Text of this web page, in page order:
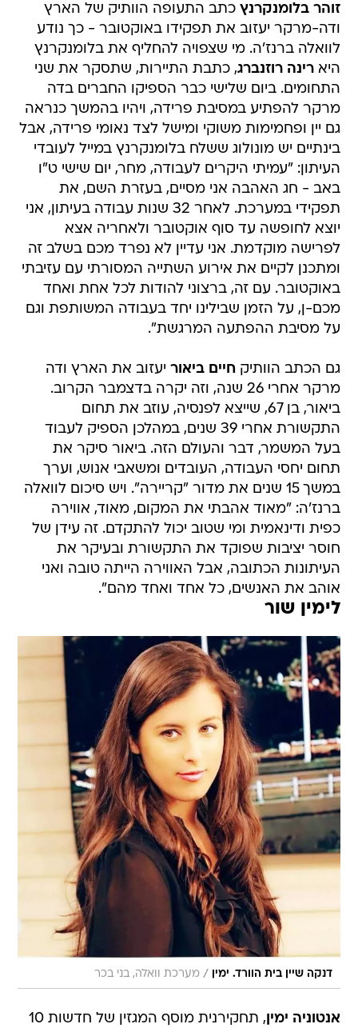
זוהר בלומנקרנץ כתב התעופה הוותיק של הארץ
ודה-מרקר יעזוב את תפקידו באוקטובר - כך נודע
לוואלה ברנז'ה. מי שצפויה להחליף את בלומנקרנץ
היארינה רוזנברג, כתבת התיירות, שתסקר את שני
התחומים. ביום שלישי כבר הספיקו החברים בדה
מרקר להפתיע במסיבת פרידה, ויהיו בהמשך כנראה
גם יין ופחמימות משוקי ומישל לצד נאומי פרידה, אבל
בינתיים יש מונולוג ששלח בלומנקרנץ במייל לעובדי
העיתון: "עמיתי היקרים לעבודה, מחר, יום שישי ט"ו
באב - חג האהבה אני מסיים, בעזרת השם, את
תפקידי במערכת. לאחר 32 שנות עבודה בעיתון, אני
יוצא לחופשה עד סוף אוקטובר ולאחריה אצא
לפרישה מוקדמת. אני עדיין לא נפרד מכם בשלב זה
ומתכנן לקיים את אירוע השתייה המסורתי עם עזיבתי
באוקטובר. עם זה, ברצוני להודות לכל אחת ואחד
מכם-ן, על הזמן שבילינו יחד בעבודה המשותפת וגם
על מסיבת ההפתעה המרגשת".
גם הכתב הוותיקחיים ביאור יעזוב את הארץ ודה
מרקר אחרי 26 שנה, וזה יקרה בדצמבר הקרוב.
ביאור, בן 67, שייצא לפנסיה, עוזב את תחום
התקשורת אחרי 39 שנים, במהלכן הספיק לעבוד
בעל המשמר, דבר והעולם הזה. ביאור סיקר את
תחום יחסי העבודה, העובדים ומשאבי אנוש, וערך
במשך 15 שנים את מדור "קריירה". ויש סיכום לוואלה
ברנז'ה: "מאוד אהבתי את המקום, מאוד, אווירה
כפית ודינאמית ומי שטוב יכול להתקדם. זה עידן של
חוסר יציבות שפוקד את התקשורת ובעיקר את
העיתונות הכתובה, אבל האווירה הייתה טובה ואני
אוהב את האנשים, כל אחד ואחד מהם".
לימין שור
דנקה שיין בית הוורד. ימין / מערכת וואלה, בני בכר
אנטוניה ימין
, תחקירנית מוסף המגזין של חדשות 10